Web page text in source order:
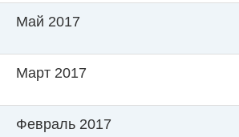
Май 2017
Март 2017
Февраль 2017